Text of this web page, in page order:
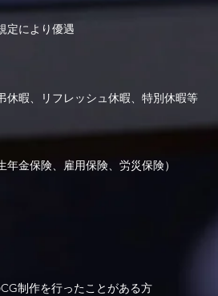
定により優遇
休暇、リフレッシュ休暇、特別休暇等
金保険、雇用保険、労災保険）
制作を行ったことがある方